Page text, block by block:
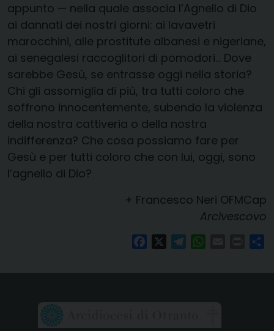
appunto — nella quale associa l’Agnello di Dio
ai dannati dei nostri giorni: ai lavavetri
marocchini, alle prostitute albanesi e nigeriane,
ai senegalesi raccoglitori di pomodori… Dove
sarebbe Gesù, se entrasse oggi nella storia?
Chi gli assomiglia di più, tra tutti coloro che
soffrono innocentemente, subendo la violenza
della nostra cattiveria o della nostra
indifferenza? Che cosa possiamo fare per
Gesù e per tutti coloro che con lui, oggi, sono
l’agnello di Dio?
+ Francesco Neri OFMCap
Arcivescovo
FacebookTelegramWhatsAppPrint